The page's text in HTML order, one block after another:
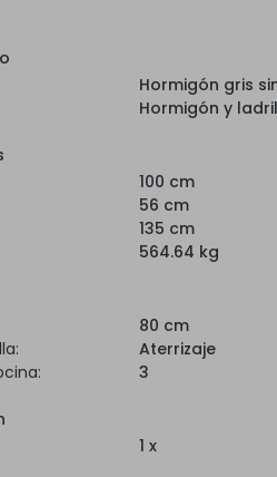
Hormigón gris
Hormigón y
100 cm
56 cm
135 cm
564.64 kg
80 cm
Aterrizaje
3
1 x